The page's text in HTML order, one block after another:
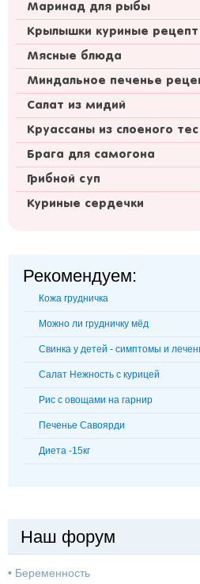
Маринад для рыбы
Крылышки куриные рецепт
Мясные блюда
Миндальное печенье
Cалат из мидий
Круассаны из слоеного
Брага для самогона
Грибной суп
Куриные сердечки
Рекомендуем:
Кожа грудничка
Можно ли грудничку мёд
Свинка у детей - симптомы и
Салат Нежность с курицей
Рис с овощами на гарнир
Печенье Савоярди
Диета -15кг
Наш форум
• Беременность